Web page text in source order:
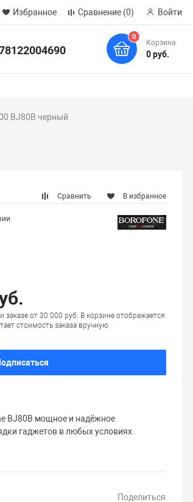
Избранное Сравнение (0) Войти
0
Корзина
0 руб.
BJ80B черный
Сравнить В избранное
заказе от 30 000 руб. В корзине отображается
стоимость заказа вручную.
BJ80B мощное и надёжное
гаджетов в любых условиях.
Поделиться